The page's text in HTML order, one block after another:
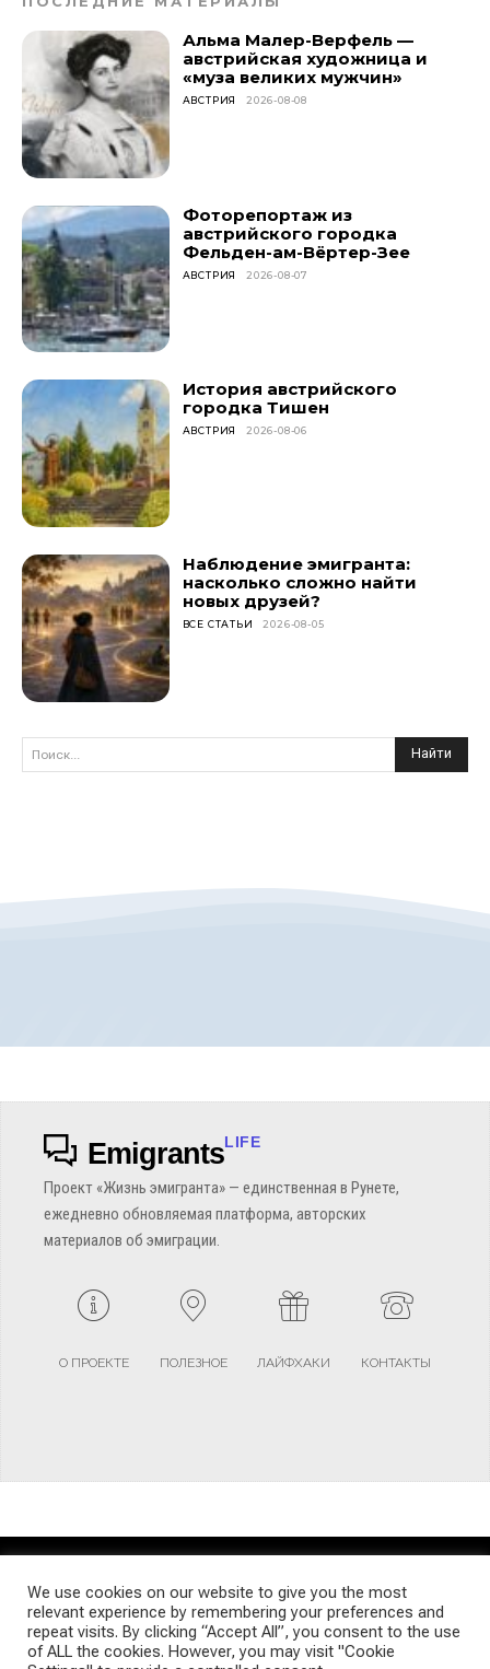
Альма Малер-Верфель —
австрийская художница и
«муза великих мужчин»
АВСТРИЯ 2026-08-08
Фоторепортаж из
австрийского городка
Фельден-ам-Вёртер-Зее
АВСТРИЯ 2026-08-07
История австрийского
городка Тишен
АВСТРИЯ 2026-08-06
Наблюдение эмигранта:
насколько сложно найти
новых друзей?
ВСЕ СТАТЬИ 2026-08-05
Поиск... Найти
EmigrantsLIFE
Проект «Жизнь эмигранта» — единственная в Рунете,
ежедневно обновляемая платформа, авторских
материалов об эмиграции.
О ПРОЕКТЕ ПОЛЕЗНОЕ ЛАЙФХАКИ КОНТАКТЫ
TERMS AND CONDITIONS PRIVACY POLICY SITEMAP
© Emigrants Life WordPress Theme by TagDiv
We use cookies on our website to give you the most
relevant experience by remembering your preferences and
repeat visits. By clicking “Accept All”, you consent to the use
of ALL the cookies. However, you may visit "Cookie